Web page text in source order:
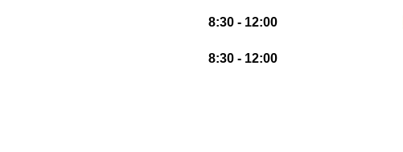
8:30 - 12:00
8:30 - 12:00